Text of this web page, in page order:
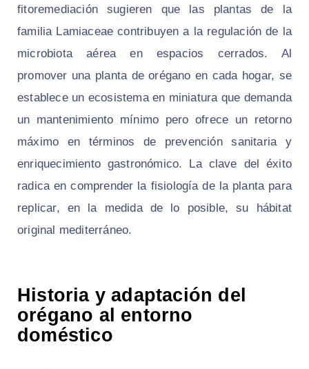
fitoremediación sugieren que las plantas de la
familia Lamiaceae contribuyen a la regulación de la
microbiota aérea en espacios cerrados. Al
promover una planta de orégano en cada hogar, se
establece un ecosistema en miniatura que demanda
un mantenimiento mínimo pero ofrece un retorno
máximo en términos de prevención sanitaria y
enriquecimiento gastronómico. La clave del éxito
radica en comprender la fisiología de la planta para
replicar, en la medida de lo posible, su hábitat
original mediterráneo.
Historia y adaptación del
orégano al entorno
doméstico